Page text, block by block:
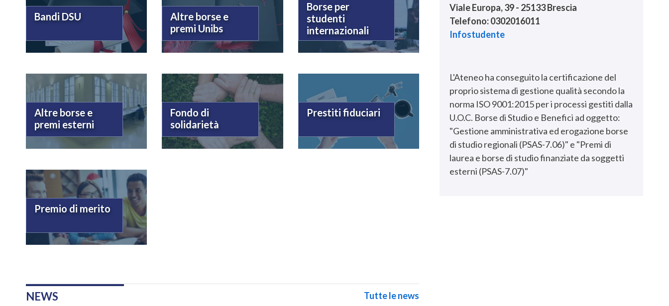
Bandi DSU
Altre borse e
premi Unibs
Borse per
studenti
internazionali
Altre borse e
premi esterni
Fondo di
solidarietà
Prestiti fiduciari
Premio di merito
NEWS Tutte le news
Viale Europa, 39 - 25133 Brescia
Telefono: 0302016011
Infostudente
L'Ateneo ha conseguito la certificazione del
proprio sistema di gestione qualità secondo la
norma ISO 9001:2015 per i processi gestiti dalla
U.O.C. Borse di Studio e Benefici ad oggetto:
"Gestione amministrativa ed erogazione borse
di studio regionali (PSAS-7.06)" e "Premi di
laurea e borse di studio finanziate da soggetti
esterni (PSAS-7.07)"